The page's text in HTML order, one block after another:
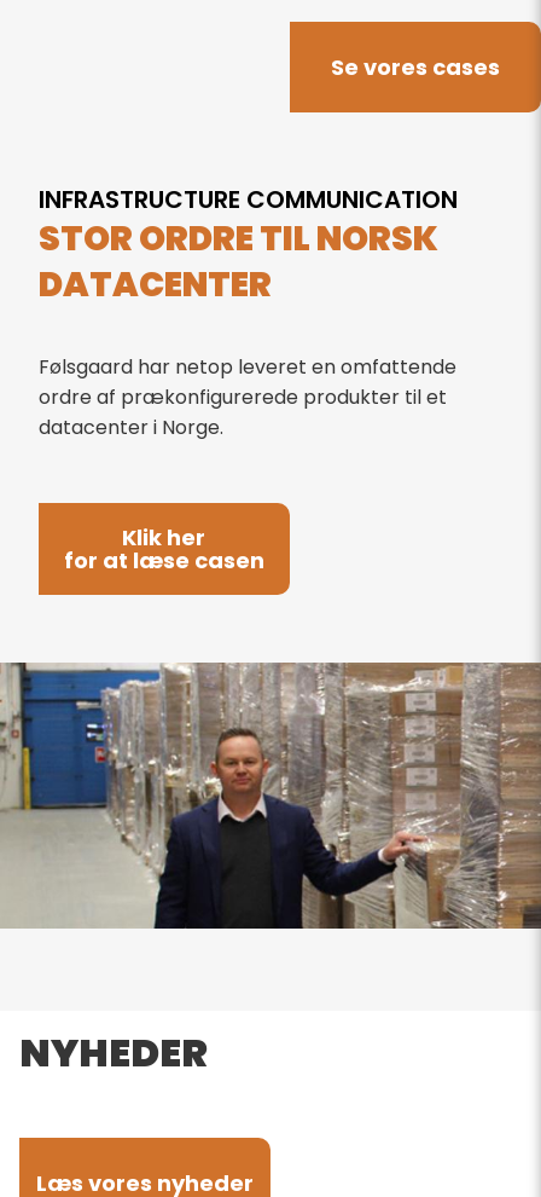
Se vores cases
INFRASTRUCTURE COMMUNICATION
STOR ORDRE TIL NORSK
DATACENTER
Følsgaard har netop leveret en omfattende
ordre af prækonfigurerede produkter til et
datacenter i Norge.
Klik her
for at læse casen
NYHEDER
Læs vores nyheder